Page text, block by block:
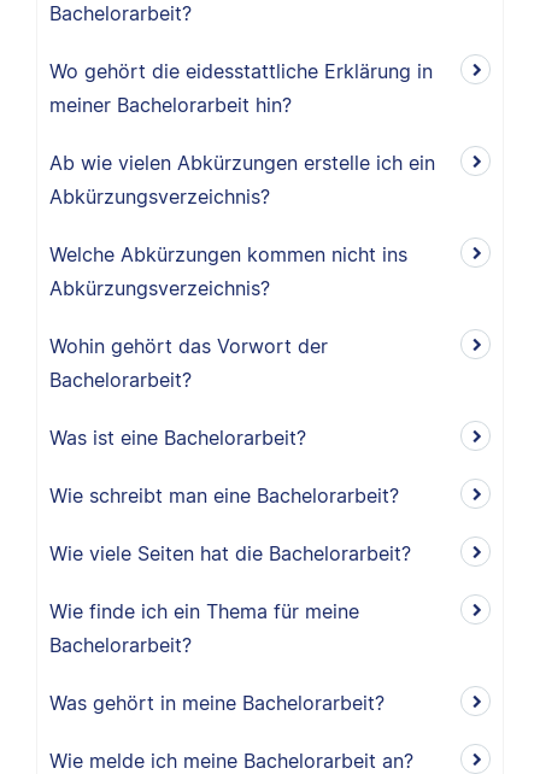
Bachelorarbeit?
Wo gehört die eidesstattliche Erklärung in
meiner Bachelorarbeit hin?
Ab wie vielen Abkürzungen erstelle ich ein
Abkürzungsverzeichnis?
Welche Abkürzungen kommen nicht ins
Abkürzungsverzeichnis?
Wohin gehört das Vorwort der
Bachelorarbeit?
Was ist eine Bachelorarbeit?
Wie schreibt man eine Bachelorarbeit?
Wie viele Seiten hat die Bachelorarbeit?
Wie finde ich ein Thema für meine
Bachelorarbeit?
Was gehört in meine Bachelorarbeit?
Wie melde ich meine Bachelorarbeit an?